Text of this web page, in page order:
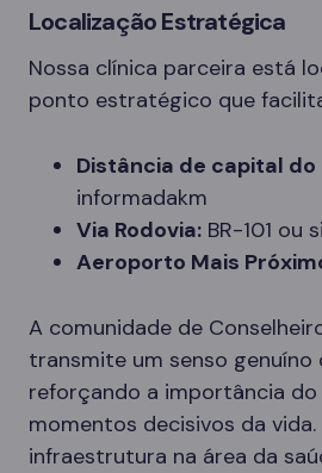
Localização Estratégica
Nossa clínica parceira está
ponto estratégico que
Distância de capital
informadakm
Via Rodovia: BR-101 ou
Aeroporto Mais
A comunidade de
transmite um senso genuíno
reforçando a importância
momentos decisivos da
infraestrutura na área da